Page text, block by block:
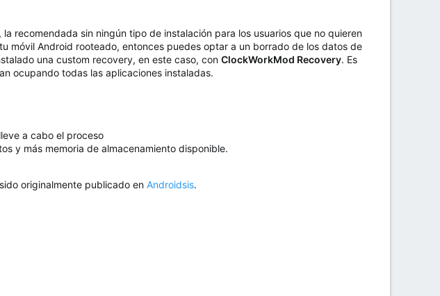
recomendada sin ningún tipo de instalación para los usuarios que no quieren
móvil Android rooteado, entonces puedes optar a un borrado de los datos de
una custom recovery, en este caso, con ClockWorkMod Recovery. Es
ocupando todas las aplicaciones instaladas.
a cabo el proceso
y más memoria de almacenamiento disponible.
originalmente publicado en Androidsis.